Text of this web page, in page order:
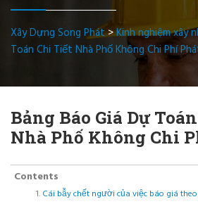
Xây Dựng Song Phát>Kinh nghiệm xây
Toán Chi Tiết Nhà Phố Không Chi Phí
Bảng Báo Giá Dự
Nhà Phố Không Chi
Contents
Cái bẫy chết người của việc báo giá